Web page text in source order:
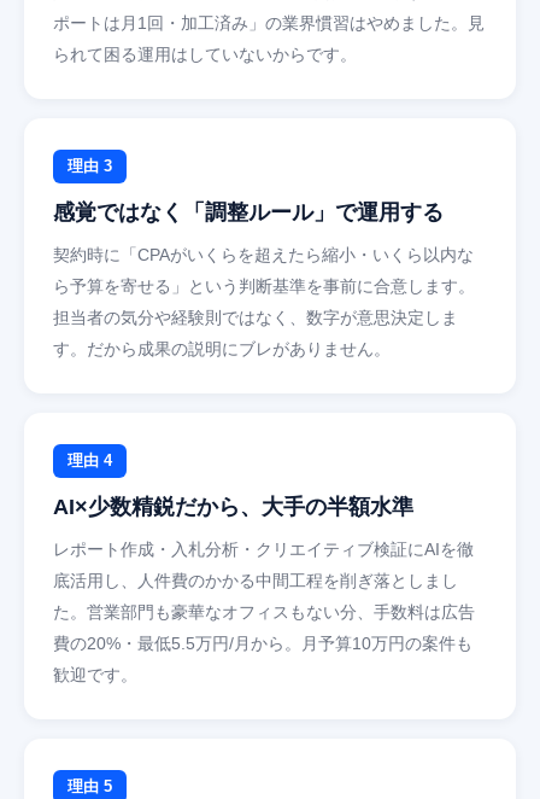
ポートは月1回・加工済み」の業界慣習はやめました。見
られて困る運用はしていないからです。
理由 3
感覚ではなく「調整ルール」で運用する
契約時に「CPAがいくらを超えたら縮小・いくら以内な
ら予算を寄せる」という判断基準を事前に合意します。
担当者の気分や経験則ではなく、数字が意思決定しま
す。だから成果の説明にブレがありません。
理由 4
AI×少数精鋭だから、大手の半額水準
レポート作成・入札分析・クリエイティブ検証にAIを徹
底活用し、人件費のかかる中間工程を削ぎ落としまし
た。営業部門も豪華なオフィスもない分、手数料は広告
費の20%・最低5.5万円/月から。月予算10万円の案件も
歓迎です。
理由 5